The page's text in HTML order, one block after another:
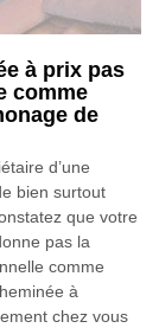
à prix pas
comme
de
d’une
bien surtout
que votre
pas la
comme
à
chez vous